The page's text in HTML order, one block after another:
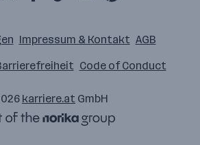
Impressum & Kontakt AGB
Code of Conduct
karriere.at GmbH